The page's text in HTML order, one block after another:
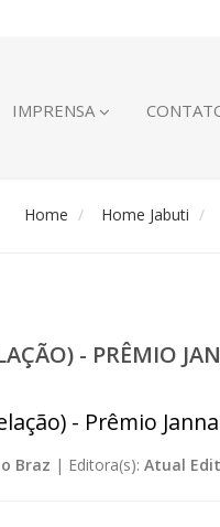
IMPRENSA
Home Home Jabuti
- PRÊMIO
- Prêmio
Braz | Editora(s): Atual